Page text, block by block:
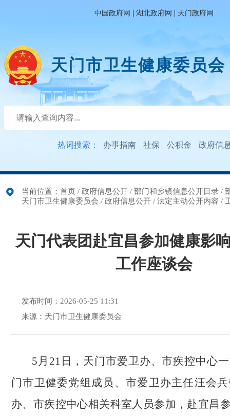
中国政府网 | 湖北政府网 | 天门政府网
天门市卫生健康委员会
热词搜索： 办事指南 社保 公积金 政府信
当前位置： 首页 / 政府信息公开 / 部门和乡镇信息公开目录 /
天门市卫生健康委员会 / 政府信息公开 / 法定主动公开内容 /
天门代表团赴宜昌参加健康影
工作座谈会
发布时间：2026-05-25 11:31
来源：天门市卫生健康委员会
5月21日，天门市爱卫办、市疾控中心
门市卫健委党组成员、市爱卫办主任汪会
办、市疾控中心相关科室人员参加，赴宜昌